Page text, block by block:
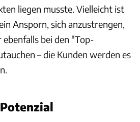
liegen musste. Vielleicht ist
Ansporn, sich anzustrengen,
ebenfalls bei den "Top-
– die Kunden werden es